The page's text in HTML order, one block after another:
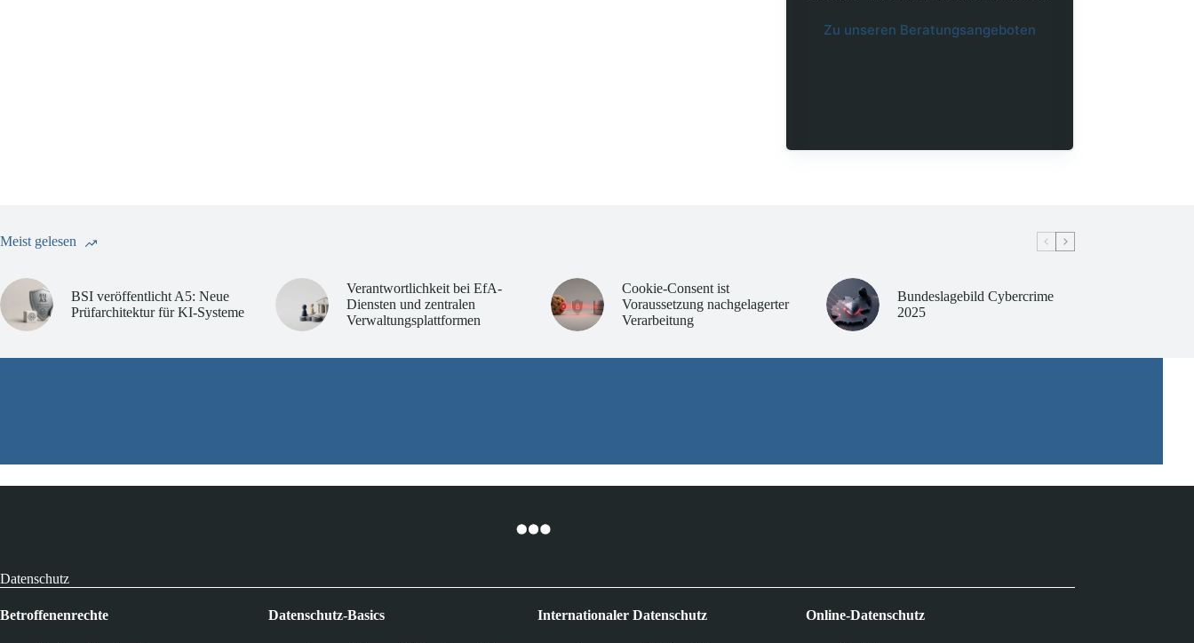
Zu unseren Beratungsangeboten
Meist gelesen
BSI veröffentlicht A5: Neue
Prüfarchitektur für KI-Systeme
Verantwortlichkeit bei EfA-
Diensten und zentralen
Verwaltungsplattformen
Cookie-Consent ist
Voraussetzung nachgelagerter
Verarbeitung
Bundeslagebild Cybercrime
2025
Datenschutz
Betroffenenrechte Datenschutz-Basics Internationaler Datenschutz Online-Datenschutz